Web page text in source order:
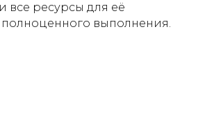
все ресурсы для её
выполнения.
Активизирует регенерацию